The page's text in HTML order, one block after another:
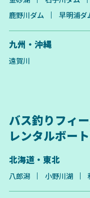
鹿野川ダム
早明浦ダ
九州・沖縄
遠賀川
バス釣りフィ
レンタルボー
北海道・東北
八郎潟 小野川湖